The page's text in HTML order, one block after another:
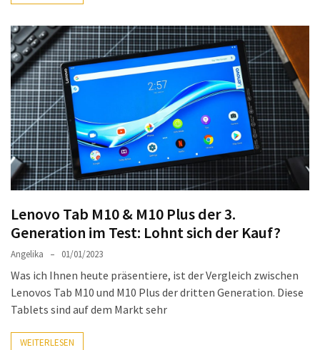
Lenovo Tab M10 & M10 Plus der 3.
Generation im Test: Lohnt sich der Kauf?
Angelika 01/01/2023
Was ich Ihnen heute präsentiere, ist der Vergleich zwischen
Lenovos Tab M10 und M10 Plus der dritten Generation. Diese
Tablets sind auf dem Markt sehr
WEITERLESEN